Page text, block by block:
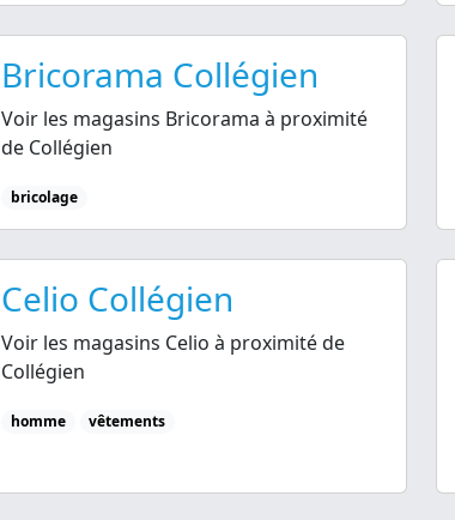
Bricorama Collégien
Voir les magasins Bricorama à proximité
de Collégien
bricolage
Celio Collégien
Voir les magasins Celio à proximité de
Collégien
homme vêtements